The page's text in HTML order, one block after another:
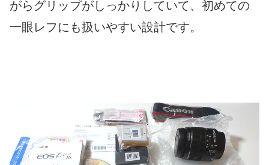
がらグリップがしっかりしていて、初めての
一眼レフにも扱いやすい設計です。